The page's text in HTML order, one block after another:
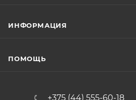
ИНФОРМАЦИЯ
ПОМОЩЬ
+375 (44) 555-60-18